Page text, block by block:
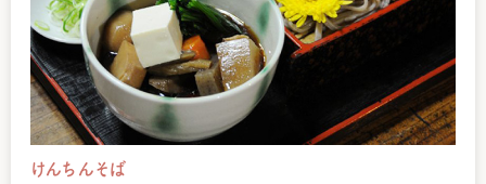
けんちんそば